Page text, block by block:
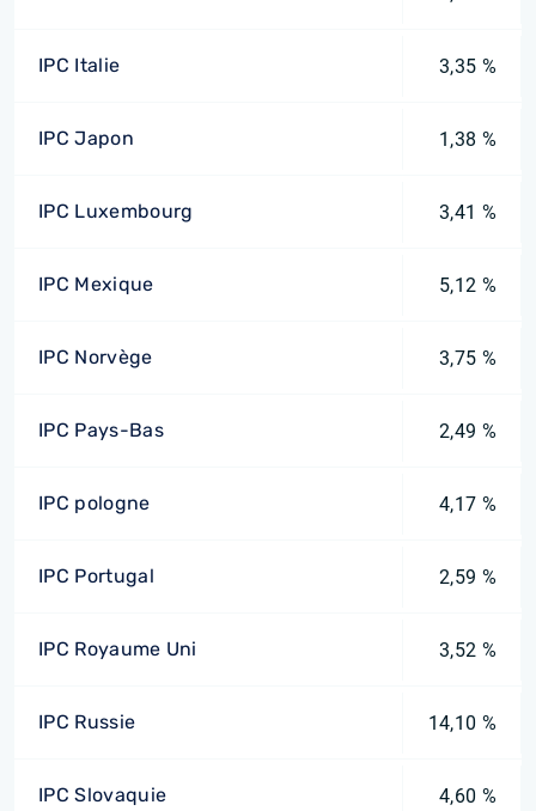
IPC Italie 3,35 %
IPC Japon 1,38 %
IPC Luxembourg 3,41 %
IPC Mexique 5,12 %
IPC Norvège 3,75 %
IPC Pays-Bas 2,49 %
IPC pologne 4,17 %
IPC Portugal 2,59 %
IPC Royaume Uni 3,52 %
IPC Russie 14,10 %
IPC Slovaquie 4,60 %